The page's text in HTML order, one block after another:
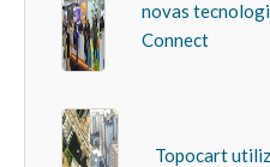
novas
Connect
Topocart